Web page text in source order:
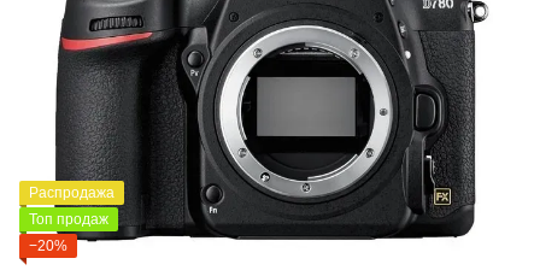
Распродажа
Топ продаж
−20%